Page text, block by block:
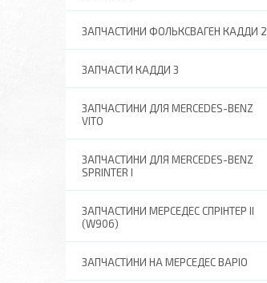
ЗАПЧАСТИНИ ФОЛЬКСВАГЕН КАДДИ 2
ЗАПЧАСТИ КАДДИ 3
ЗАПЧАСТИНИ ДЛЯ MERCEDES-BENZ
VITO
ЗАПЧАСТИНИ ДЛЯ MERCEDES-BENZ
SPRINTER I
ЗАПЧАСТИНИ МЕРСЕДЕС СПРІНТЕР II
(W906)
ЗАПЧАСТИНИ НА МЕРСЕДЕС ВАРІО